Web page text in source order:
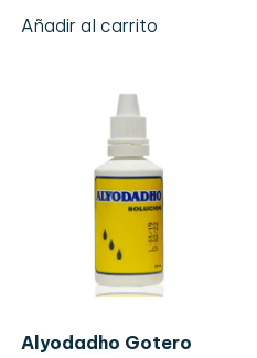
Añadir al carrito
Alyodadho Gotero